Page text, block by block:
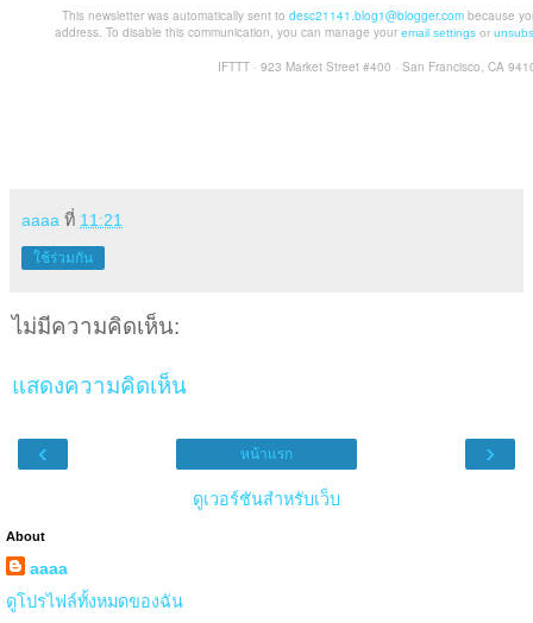
This newsletter was automatically sent to desc21141.blog1@blogger.combecause
address. To disable this communication, you can manage your email settingsor
IFTTT · 923 Market Street #400 · San Francisco, CA
aaaa ที่ 11:21
ใช้ร่วมกัน
ไม่มีความคิดเห็น:
แสดงความคิดเห็น
‹ ›
หน้าแรก
ดูเวอร์ชันสำหรับเว็บ
About
aaaa
ดูโปรไฟล์ทั้งหมดของฉัน